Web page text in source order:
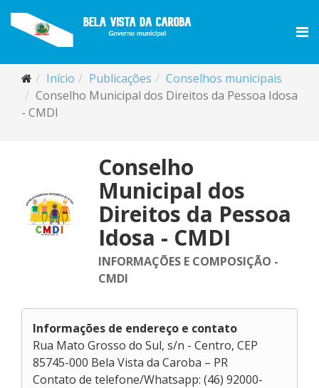
Início Publicações
Conselhos municipais
Conselho Municipal dos Direitos da Pessoa Idosa
- CMDI
Conselho
Municipal dos
Direitos da Pessoa
Idosa - CMDI
INFORMAÇÕES E COMPOSIÇÃO -
CMDI
Informações de endereço e contato
Rua Mato Grosso do Sul, s/n - Centro, CEP
85745-000 Bela Vista da Caroba – PR
Contato de telefone/Whatsapp: (46) 92000-